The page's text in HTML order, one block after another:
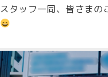
スタッフ一同、皆さまの